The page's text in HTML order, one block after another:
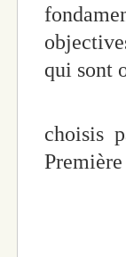
qui sont
choisis